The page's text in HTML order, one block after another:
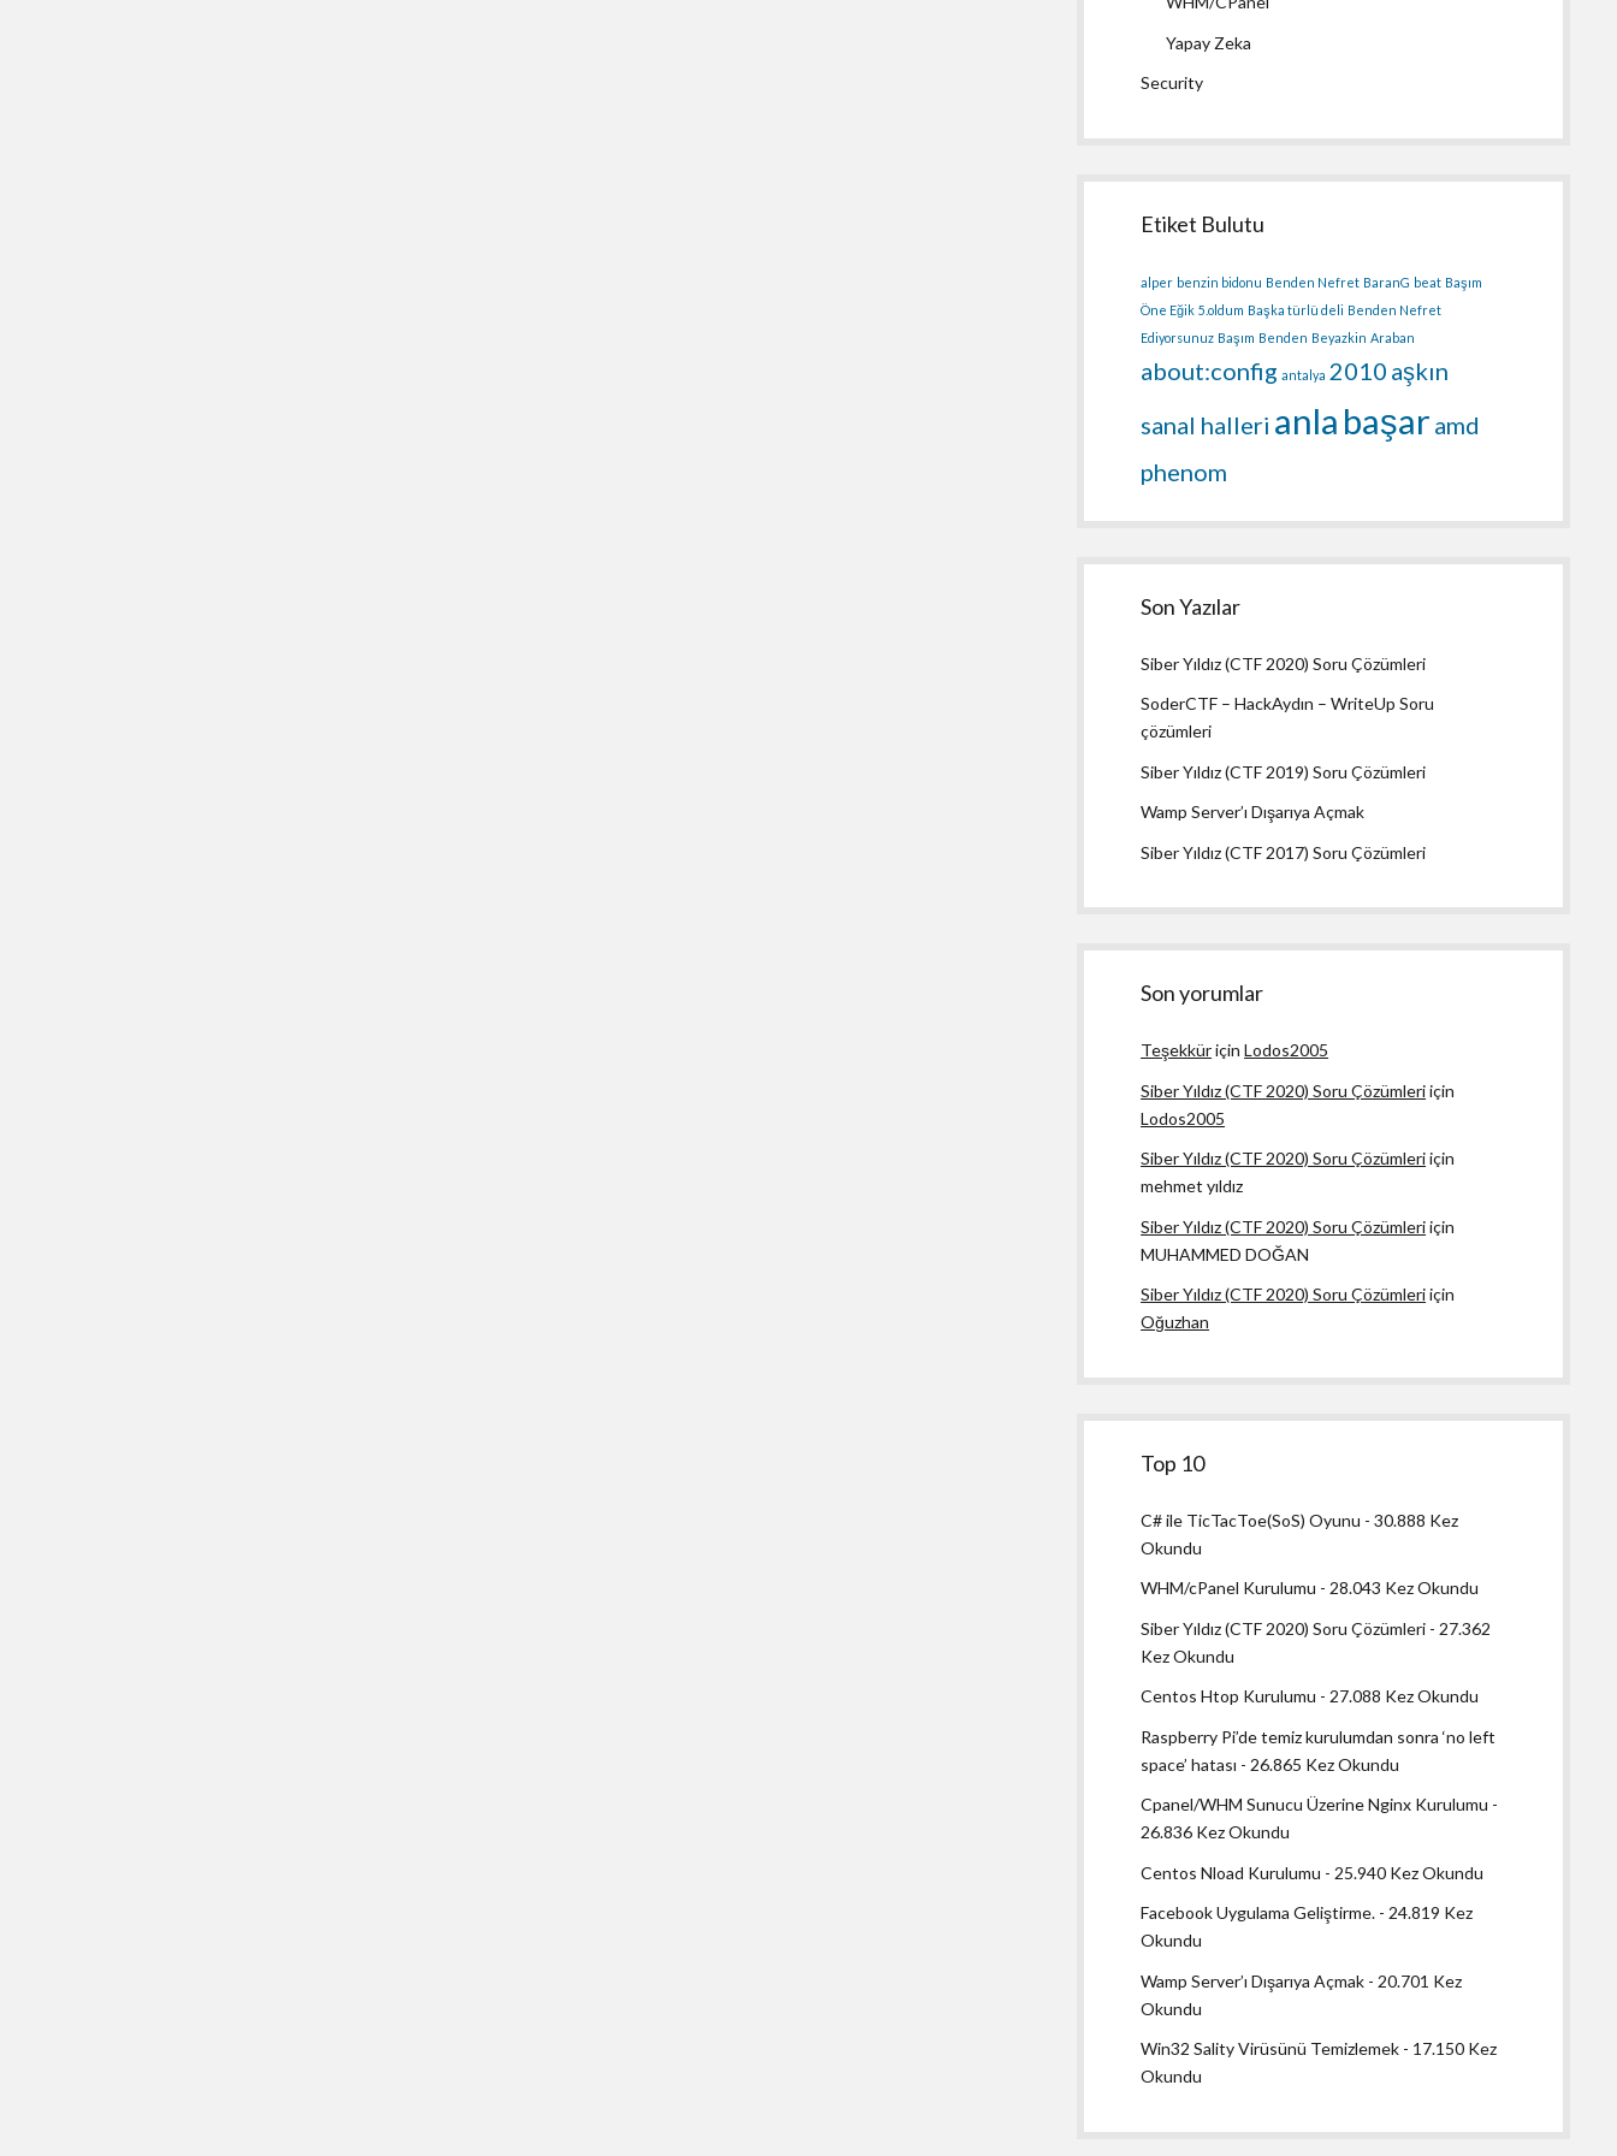
Yapay Zeka
Security
Etiket Bulutu
alper benzin bidonu Benden Nefret BaranG beat Başım
Öne Eğik 5.oldum Başka türlü deli Benden Nefret
Ediyorsunuz Başım Benden Beyazkin Araban
about:config antalya 2010 aşkın
sanal halleri anla başar amd
phenom
Son Yazılar
Siber Yıldız (CTF 2020) Soru Çözümleri
SoderCTF – HackAydın – WriteUp Soru
çözümleri
Siber Yıldız (CTF 2019) Soru Çözümleri
Wamp Server’ı Dışarıya Açmak
Siber Yıldız (CTF 2017) Soru Çözümleri
Son yorumlar
TeşekküriçinLodos2005
Siber Yıldız (CTF 2020) Soru Çözümleriiçin
Lodos2005
Siber Yıldız (CTF 2020) Soru Çözümleriiçin
mehmet yıldız
Siber Yıldız (CTF 2020) Soru Çözümleriiçin
MUHAMMED DOĞAN
Siber Yıldız (CTF 2020) Soru Çözümleriiçin
Oğuzhan
Top 10
C# ile TicTacToe(SoS) Oyunu - 30.888 Kez
Okundu
WHM/cPanel Kurulumu - 28.043 Kez Okundu
Siber Yıldız (CTF 2020) Soru Çözümleri - 27.362
Kez Okundu
Centos Htop Kurulumu - 27.088 Kez Okundu
Raspberry Pi’de temiz kurulumdan sonra ‘no left
space’ hatası - 26.865 Kez Okundu
Cpanel/WHM Sunucu Üzerine Nginx Kurulumu -
26.836 Kez Okundu
Centos Nload Kurulumu - 25.940 Kez Okundu
Facebook Uygulama Geliştirme. - 24.819 Kez
Okundu
Wamp Server’ı Dışarıya Açmak - 20.701 Kez
Okundu
Win32 Sality Virüsünü Temizlemek - 17.150 Kez
Okundu